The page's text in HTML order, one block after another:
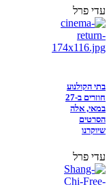
עדי פרל
בתי הקולנוע
חוזרים ב-27
במאי, אלה
הסרטים
שיוקרנו
עדי פרל